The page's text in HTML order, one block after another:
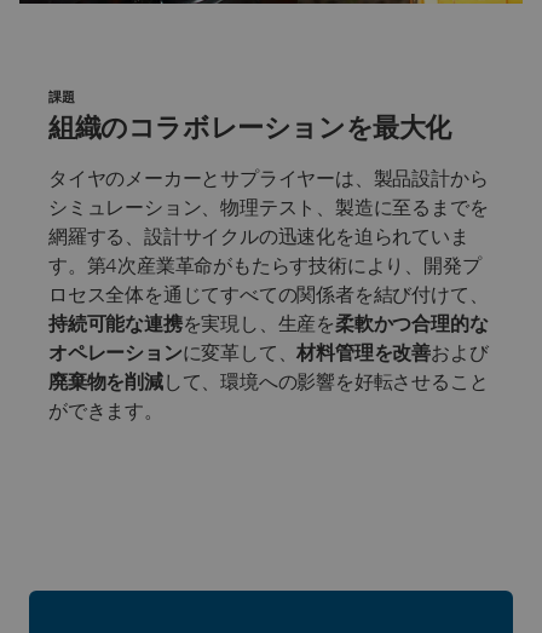
組織のコラボレーションを最大化
課題
タイヤのメーカーとサプライヤーは、製品設計から
シミュレーション、物理テスト、製造に至るまでを
網羅する、設計サイクルの迅速化を迫られていま
す。第4次産業革命がもたらす技術により、開発プ
ロセス全体を通じてすべての関係者を結び付けて、
持続可能な連携を実現し、生産を柔軟かつ合理的な
オペレーションに変革して、材料管理を改善および
廃棄物を削減して、環境への影響を好転させること
ができます。